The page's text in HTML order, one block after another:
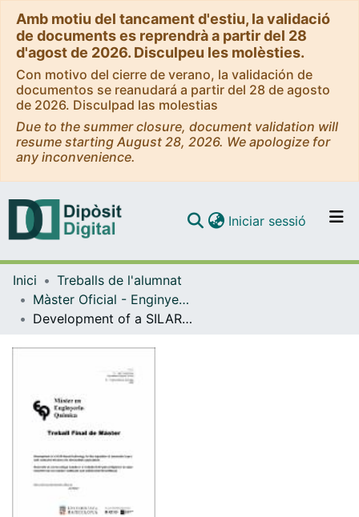
Amb motiu del tancament d'estiu, la validació
de documents es reprendrà a partir del 28
d'agost de 2026. Disculpeu les molèsties.
Con motivo del cierre de verano, la validación de
documentos se reanudará a partir del 28 de agosto
de 2026. Disculpad las molestias
Due to the summer closure, document validation will
resume starting August 28, 2026. We apologize for
any inconvenience.
Navega per tot el DD
Com publicar
Iniciar sessió (current)
Inici
Treballs de l'alumnat
Màster Oficial - Enginyeria Química
Development of a SILAR-based technology for the deposition of nanometer layers with controlled thickness for photovoltaic applications